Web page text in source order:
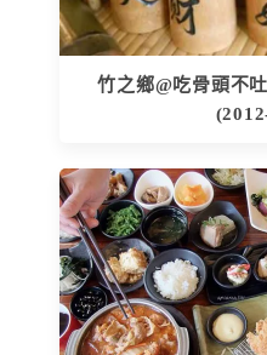
竹之鄉@吃骨頭不